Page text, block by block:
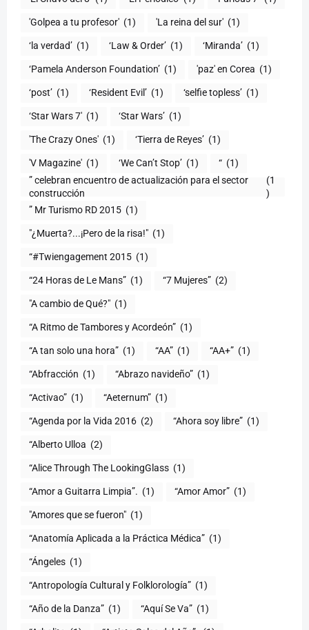
'Golpea a tu profesor' (1) 'La reina del sur' (1)
‘la verdad’ (1) ‘Law & Order’ (1) ‘Miranda’ (1)
‘Pamela Anderson Foundation’ (1) 'paz' en Corea (1)
‘post’ (1) ‘Resident Evil’ (1) ‘selfie topless’ (1)
‘Star Wars 7′ (1) ‘Star Wars’ (1)
'The Crazy Ones' (1) ‘Tierra de Reyes’ (1)
'V Magazine' (1) ‘We Can’t Stop’ (1) “ (1)
” celebran encuentro de actualización para el sector
construcción
(1
)
” Mr Turismo RD 2015 (1)
"¿Muerta?...¡Pero de la risa!" (1)
“#Twiengagement 2015 (1)
“24 Horas de Le Mans” (1) “7 Mujeres” (2)
(1)
“A Ritmo de Tambores y Acordeón” (1)
“A tan solo una hora” (1) “AA” (1) “AA+” (1)
“Abfracción (1) “Abrazo navideño” (1)
“Activao” (1) “Aeternum” (1)
“Agenda por la Vida 2016 (2) “Ahora soy libre” (1)
“Alberto Ulloa (2)
“Alice Through The LookingGlass (1)
“Amor a Guitarra Limpia”. (1) “Amor Amor” (1)
"Amores que se fueron" (1)
“Anatomía Aplicada a la Práctica Médica” (1)
“Ángeles (1)
“Antropología Cultural y Folklorología” (1)
“Año de la Danza” (1) “Aquí Se Va” (1)